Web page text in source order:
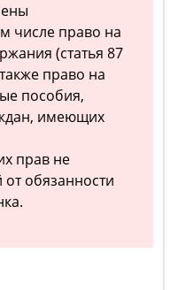
числе право на
(статья 87
право на
пособия,
имеющих
прав не
обязанности